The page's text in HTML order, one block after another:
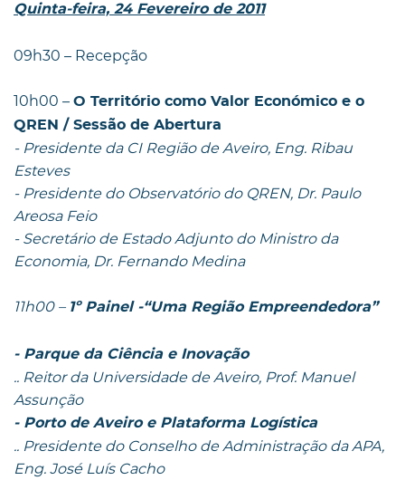
Quinta-feira, 24 Fevereiro de 2011
09h30 – Recepção
10h00 – O Território como Valor Económico e o
QREN / Sessão de Abertura
- Presidente da CI Região de Aveiro, Eng. Ribau
Esteves
- Presidente do Observatório do QREN, Dr. Paulo
Areosa Feio
- Secretário de Estado Adjunto do Ministro da
Economia, Dr. Fernando Medina
11h00 – 1º Painel -“Uma Região Empreendedora”
- Parque da Ciência e Inovação
.. Reitor da Universidade de Aveiro, Prof. Manuel
Assunção
- Porto de Aveiro e Plataforma Logística
.. Presidente do Conselho de Administração da APA,
Eng. José Luís Cacho